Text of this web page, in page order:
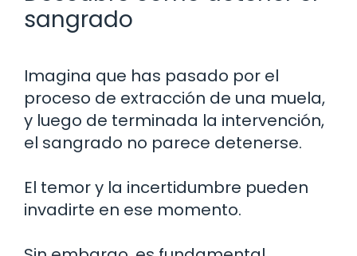
sangrado
Imagina que has pasado por el
proceso de extracción de una muela,
y luego de terminada la intervención,
el sangrado no parece detenerse.
El temor y la incertidumbre pueden
invadirte en ese momento.